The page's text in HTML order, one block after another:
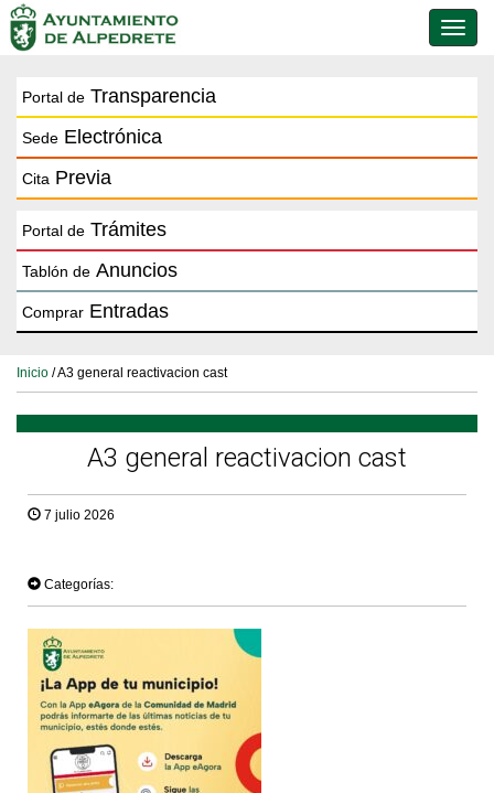
de
Portal de Transparencia
Sede Electrónica
Cita Previa
Portal de Trámites
Tablón de Anuncios
Comprar Entradas
Inicio / A3 general reactivacion cast
A3 general reactivacion cast
7 julio 2026
Categorías: